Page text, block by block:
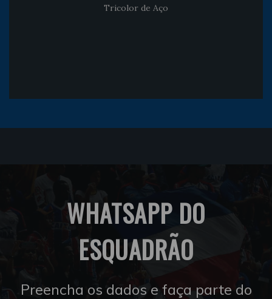
Tricolor de Aço
WHATSAPP DO
ESQUADRÃO
Preencha os dados e faça parte do